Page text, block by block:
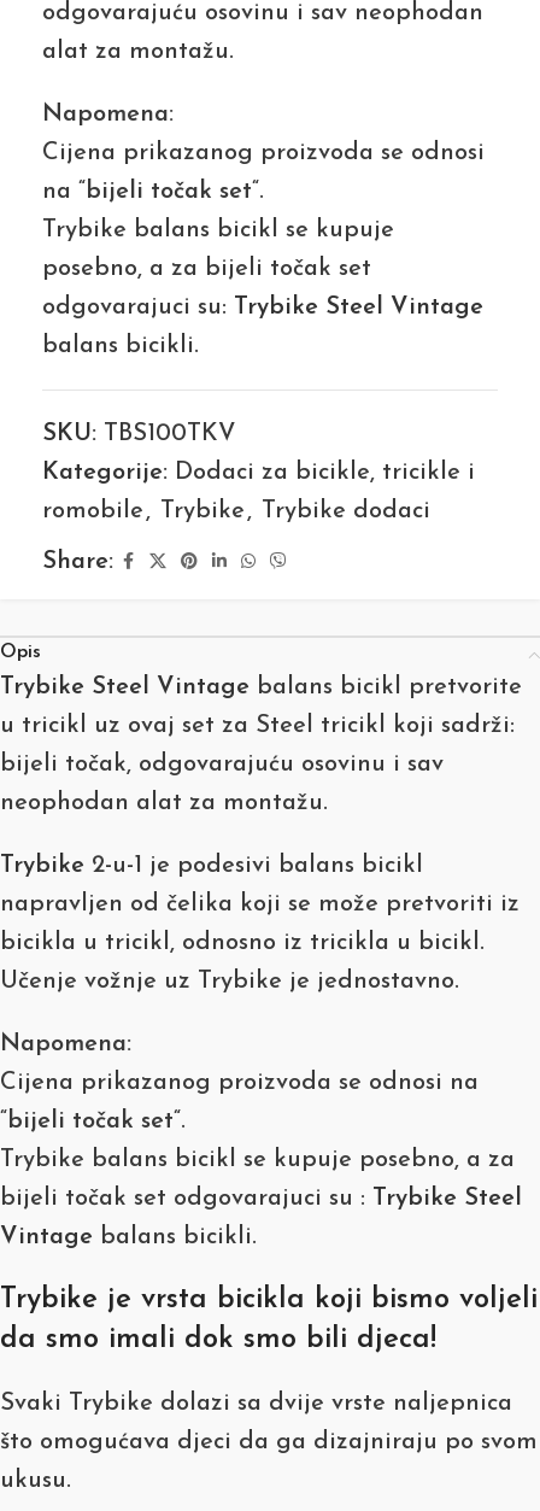
odgovarajuću osovinu i sav neophodan
alat za montažu.
Napomena:
Cijena prikazanog proizvoda se odnosi
na “ bijeli točak set “.
Trybike balans bicikl se kupuje
posebno, a za bijeli točak set
odgovarajuci su: Trybike Steel Vintage
balans bicikli.
SKU: TBS100TKV
Kategorije: Dodaci za bicikle, tricikle i
romobile , Trybike , Trybike dodaci
Share:
Opis
Trybike Steel Vintage balans bicikl pretvorite
u tricikl uz ovaj set za Steel tricikl koji sadrži:
bijeli točak, odgovarajuću osovinu i sav
neophodan alat za montažu.
Trybike 2-u-1 je podesivi balans bicikl
napravljen od čelika koji se može pretvoriti iz
bicikla u tricikl, odnosno iz tricikla u bicikl.
Učenje vožnje uz Trybike je jednostavno.
Napomena:
Cijena prikazanog proizvoda se odnosi na
bijeli točak set “.
Trybike balans bicikl se kupuje posebno, a za
bijeli točak set odgovarajuci su : Trybike Steel
Vintage balans bicikli.
Trybike je vrsta bicikla koji bismo voljeli
da smo imali dok smo bili djeca!
Svaki Trybike dolazi sa dvije vrste naljepnica
što omogućava djeci da ga dizajniraju po svom
ukusu.